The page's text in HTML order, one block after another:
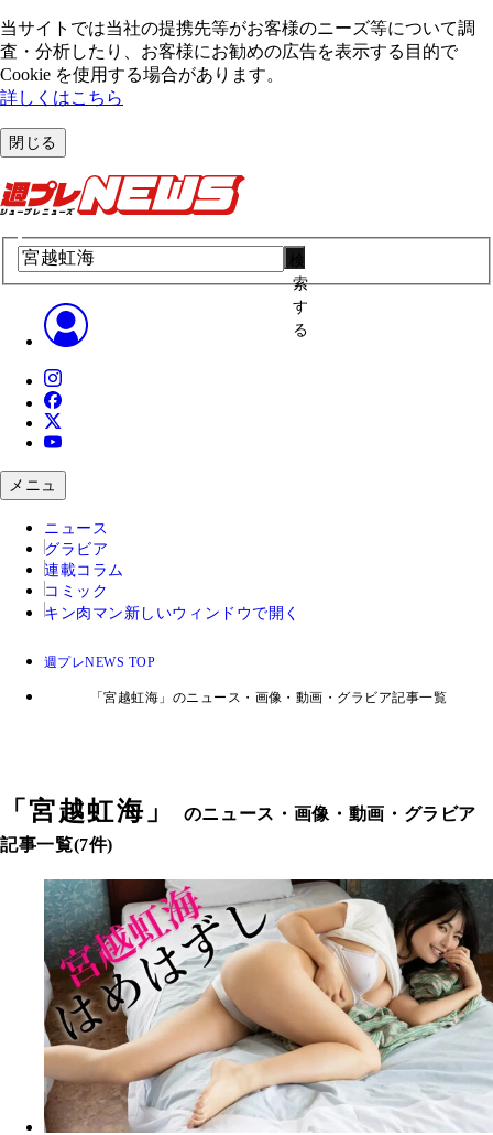
当サイトでは当社の提携先等がお客様のニーズ等について調
査・分析したり、お客様にお勧めの広告を表⽰する⽬的で
Cookie を使⽤する場合があります。
詳しくはこちら
閉じる
索
す
る
メニュ
ニュース
グラビア
連載コラム
コミック
キン肉マン 新しいウィンドウで開く
週プレNEWS TOP
「宮越虹海」のニュース・画像・動画・グラビア記事一覧
「 宮越虹海 」
のニュース・画像・動画・グラビア
記事一覧(7件)